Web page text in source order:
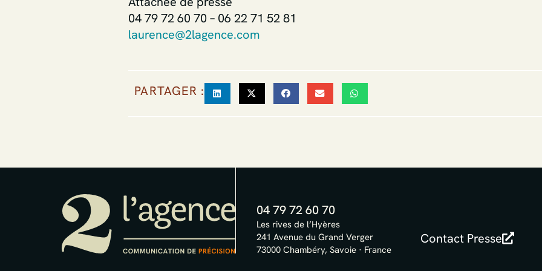
04 79 72 60 70 – 06 22 71 52 81
laurence@2lagence.com
PARTAGER :
04 79 72 60 70
Les rives de l’Hyères
241 Avenue du Grand Verger
73000 Chambéry, Savoie · France
Contact Presse